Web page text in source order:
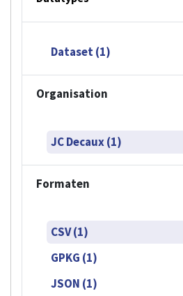
Dataset (1)
Organisation
JC Decaux (1)
Formaten
CSV (1)
GPKG (1)
JSON (1)